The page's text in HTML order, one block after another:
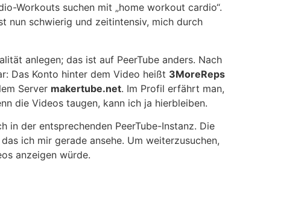
Workouts suchen mit „home workout cardio“.
nun schwierig und zeitintensiv, mich durch
anlegen; das ist auf PeerTube anders. Nach
Das Konto hinter dem Video heißt 3MoreReps
Server makertube.net. Im Profil erfährt man,
die Videos taugen, kann ich ja hierbleiben.
in der entsprechenden PeerTube-Instanz. Die
ich mir gerade ansehe. Um weiterzusuchen,
anzeigen würde.